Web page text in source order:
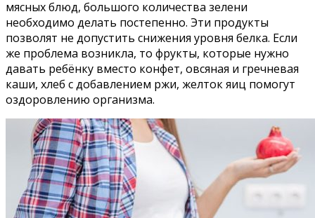
мясных блюд, большого количества зелени
необходимо делать постепенно. Эти продукты
позволят не допустить снижения уровня белка. Если
же проблема возникла, то фрукты, которые нужно
давать ребёнку вместо конфет, овсяная и гречневая
каши, хлеб с добавлением ржи, желток яиц помогут
оздоровлению организма.